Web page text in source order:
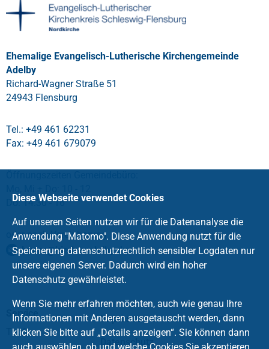
Ehemalige Evangelisch-Lutherische Kirchengemeinde
Adelby
Richard-Wagner Straße 51
24943 Flensburg
Tel.: +49 461 62231
Fax: +49 461 679079
Do: 14.30 - 16
oder nach Vereinbarung
buero@kirche-adelby.de
Service
Taufe
Impressum
Datenschutz
Diese Webseite verwendet Cookies
Auf unseren Seiten nutzen wir für die Datenanalyse die
Anwendung "Matomo". Diese Anwendung nutzt für die
Speicherung datenschutzrechtlich sensibler Logdaten nur
unsere eigenen Server. Dadurch wird ein hoher
Datenschutz gewährleistet.
Wenn Sie mehr erfahren möchten, auch wie genau Ihre
Informationen mit Anderen ausgetauscht werden, dann
klicken Sie bitte auf „Details anzeigen“. Sie können dann